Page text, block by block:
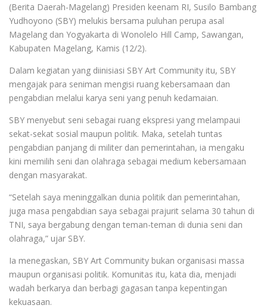
(Berita Daerah-Magelang) Presiden keenam RI, Susilo Bambang
Yudhoyono (SBY) melukis bersama puluhan perupa asal
Magelang dan Yogyakarta di Wonolelo Hill Camp, Sawangan,
Kabupaten Magelang, Kamis (12/2).
Dalam kegiatan yang diinisiasi SBY Art Community itu, SBY
mengajak para seniman mengisi ruang kebersamaan dan
pengabdian melalui karya seni yang penuh kedamaian.
SBY menyebut seni sebagai ruang ekspresi yang melampaui
sekat-sekat sosial maupun politik. Maka, setelah tuntas
pengabdian panjang di militer dan pemerintahan, ia mengaku
kini memilih seni dan olahraga sebagai medium kebersamaan
dengan masyarakat.
“Setelah saya meninggalkan dunia politik dan pemerintahan,
juga masa pengabdian saya sebagai prajurit selama 30 tahun di
TNI, saya bergabung dengan teman-teman di dunia seni dan
olahraga,” ujar SBY.
Ia menegaskan, SBY Art Community bukan organisasi massa
maupun organisasi politik. Komunitas itu, kata dia, menjadi
wadah berkarya dan berbagi gagasan tanpa kepentingan
kekuasaan.